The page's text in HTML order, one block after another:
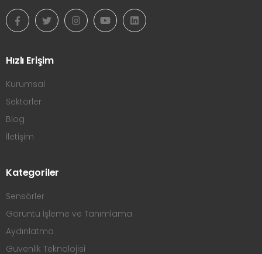
Hızlı Erişim
Kurumsal
Sektörler
Blog
İletişim
Kategoriler
Sensörler
Görüntü İşleme ve Tanımlama
Aydınlatma
Güvenlik Teknolojisi